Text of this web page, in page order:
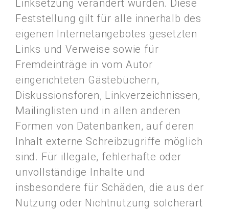
Linksetzung verändert wurden. Diese
Feststellung gilt für alle innerhalb des
eigenen Internetangebotes gesetzten
Links und Verweise sowie für
Fremdeinträge in vom Autor
eingerichteten Gästebüchern,
Diskussionsforen, Linkverzeichnissen,
Mailinglisten und in allen anderen
Formen von Datenbanken, auf deren
Inhalt externe Schreibzugriffe möglich
sind. Für illegale, fehlerhafte oder
unvollständige Inhalte und
insbesondere für Schäden, die aus der
Nutzung oder Nichtnutzung solcherart